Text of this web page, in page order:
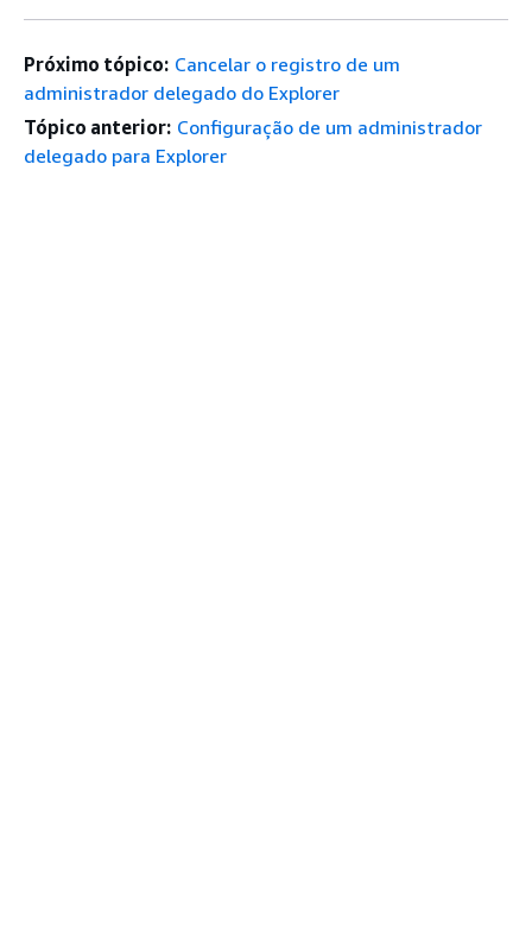
Próximo tópico: Cancelar o registro de um
administrador delegado do Explorer
Tópico anterior: Configuração de um administrador
delegado para Explorer